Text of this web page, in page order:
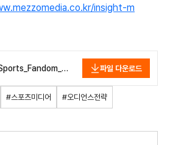
insight-m
파일 다운로드
#스포츠미디어 #오디언스전략